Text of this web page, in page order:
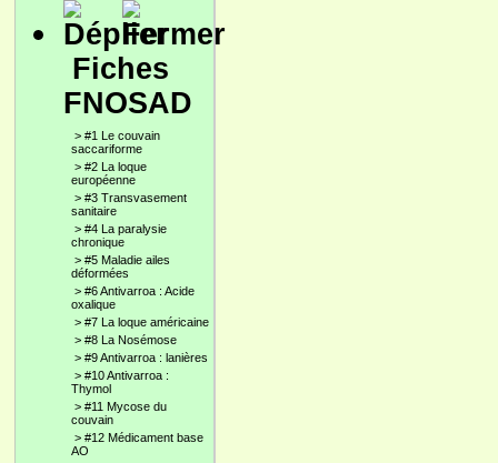
Fiches
FNOSAD
> #1 Le couvain
saccariforme
> #2 La loque
européenne
> #3 Transvasement
sanitaire
> #4 La paralysie
chronique
> #5 Maladie ailes
déformées
> #6 Antivarroa : Acide
oxalique
> #7 La loque américaine
> #8 La Nosémose
> #9 Antivarroa : lanières
> #10 Antivarroa :
Thymol
> #11 Mycose du
couvain
> #12 Médicament base
AO